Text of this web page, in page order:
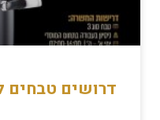
דרושים טבחים